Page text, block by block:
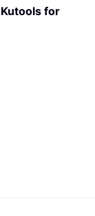
Kutools for